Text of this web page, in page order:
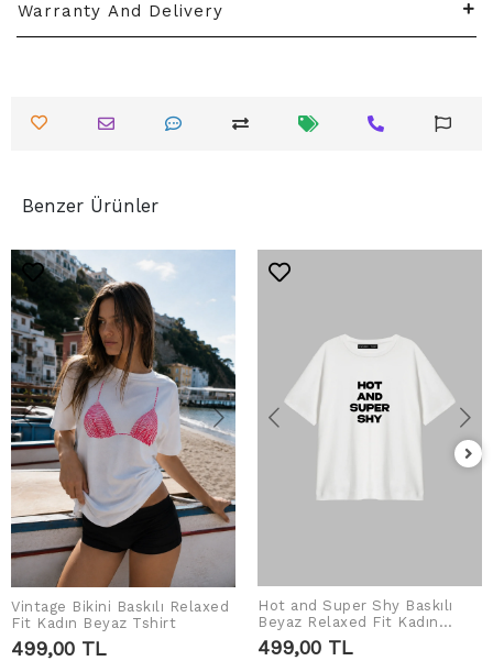
Warranty And Delivery
Benzer Ürünler
ADD TO CART
Vintage Bikini Baskılı Relaxed
Fit Kadın Beyaz Tshirt
499,00 TL
ADD TO CART
Hot and Super Shy Baskılı
Beyaz Relaxed Fit Kadın
Tshirt
499,00 TL